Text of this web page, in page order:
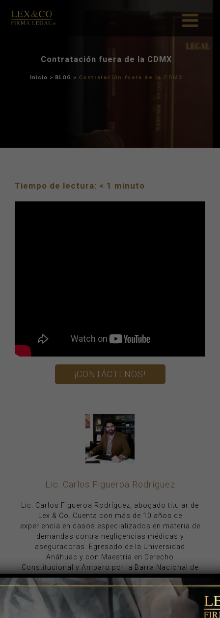
BLOG
Tiempo de lectura: < 1 minuto
¡CONTÁCTENOS!
Lic. Carlos Figueroa Rodríguez
Lic. Carlos Figueroa Rodríguez, abogado titular de
Lex & Co. Cuenta con más de 10 años de
experiencia en casos especializados en materia de
demandas contra negligencias médicas y
aseguradoras. Egresado de la Universidad
Anáhuac y con Maestría en Derecho
Constitucional y Amparo por la Barra Nacional de
Abogados, además, cuenta con un doctorado en
Ciencias Jurídicas por la UCI México. Cédula
profesional 6577215.